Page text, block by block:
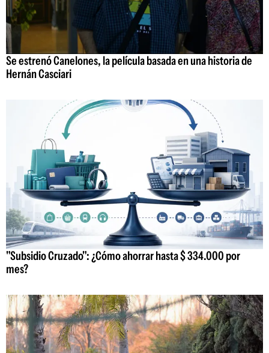
Se estrenó Canelones, la película basada en una historia de
Hernán Casciari
"Subsidio Cruzado": ¿Cómo ahorrar hasta $ 334.000 por
mes?